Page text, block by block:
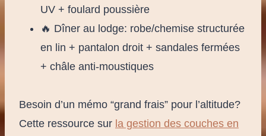
UV + foulard poussière
🔥 Dîner au lodge: robe/chemise structurée
en lin + pantalon droit + sandales fermées
+ châle anti-moustiques
Besoin d’un mémo “grand frais” pour l’altitude?
Cette ressource sur la gestion des couches en